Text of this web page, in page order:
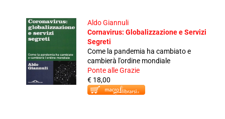
Aldo Giannuli
Cornavirus: Globalizzazione e Servizi
Segreti
Come la pandemia ha cambiato e
cambierà l'ordine mondiale
Ponte alle Grazie
€ 18,00